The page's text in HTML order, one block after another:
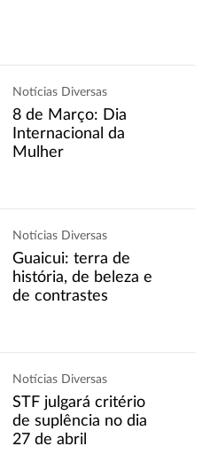
Notícias Diversas
8 de Março: Dia
Internacional da
Mulher
Notícias Diversas
Guaicui: terra de
história, de beleza e
de contrastes
Notícias Diversas
STF julgará critério
de suplência no dia
27 de abril